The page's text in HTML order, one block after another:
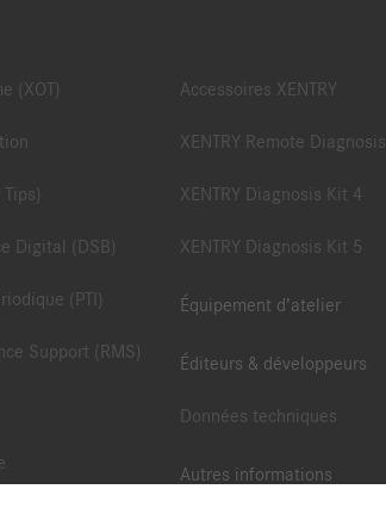
(XOT)
Tips)
Digital (DSB)
(PTI)
Support (RMS)
Accessoires XENTRY
XENTRY Remote Diagnosis
XENTRY Diagnosis Kit 4
XENTRY Diagnosis Kit 5
Équipement d’atelier
Éditeurs & développeurs
Données techniques
Autres informations